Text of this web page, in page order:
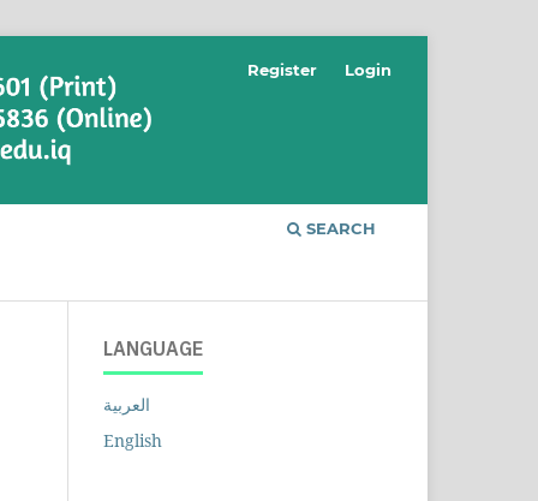
SEARCH
Register Login
LANGUAGE
العربية
English